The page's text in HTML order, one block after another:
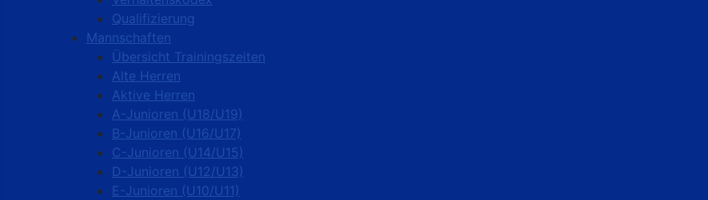
Qualifizierung
Mannschaften
Übersicht Trainingszeiten
Alte Herren
Aktive Herren
A-Junioren (U18/U19)
B-Junioren (U16/U17)
C-Junioren (U14/U15)
D-Junioren (U12/U13)
E-Junioren (U10/U11)